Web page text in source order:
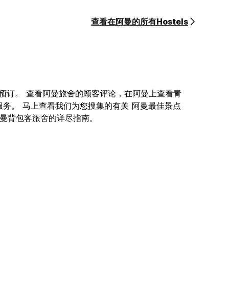
查看在阿曼的所有Hostels
。 查看阿曼旅舍的顾客评论，在阿曼上查看青
。 马上查看我们为您搜集的有关 阿曼最佳景点
包客旅舍的详尽指南。